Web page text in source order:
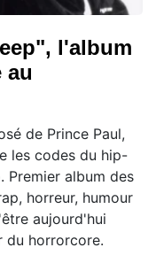
l'album
au
de Prince Paul,
les codes du hip-
Premier album des
horreur, humour
aujourd'hui
du horrorcore.